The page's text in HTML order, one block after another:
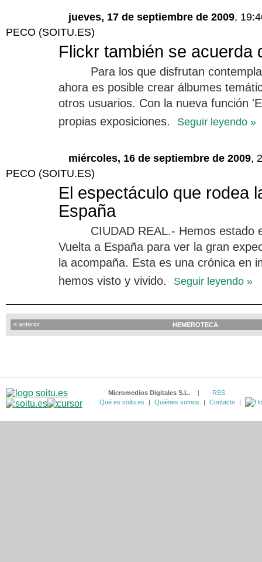
jueves, 17 de septiembre de 2009,
PECO (SOITU.ES)
Flickr también se acuerda
Para los que disfrutan
ahora es posible crear álbumes
otros usuarios. Con la nueva función
propias exposiciones.
Seguir leyendo »
miércoles, 16 de septiembre de 2009,
PECO (SOITU.ES)
El espectáculo que rodea
España
CIUDAD REAL.- Hemos estado
Vuelta a España para ver la gran
la acompaña. Esta es una crónica en
hemos visto y vivido.
Seguir leyendo »
« anterior HEMEROTECA
Micromedios Digitales S.L. |
RSS
Qué es soitu.es
| Quiénes somos | Contacto |